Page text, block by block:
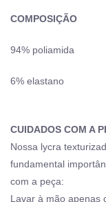
COMPOSIÇÃO
94% poliamida
6% elastano
CUIDADOS COM A
Nossa lycra
fundamental
com a peça:
Lavar à mão apenas